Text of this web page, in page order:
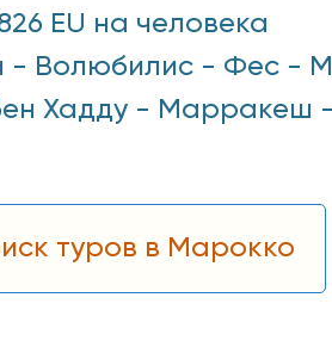
EU на человека
Волюбилис - Фес -
Хадду - Марракеш
туров в Марокко